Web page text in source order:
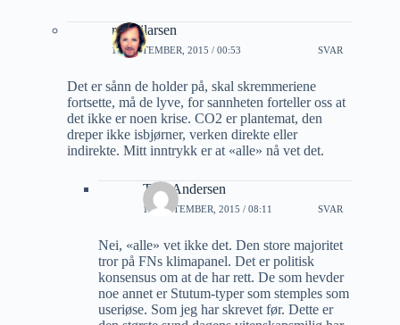
roaldjlarsen
16 SEPTEMBER, 2015 / 00:53 SVAR
Det er sånn de holder på, skal skremmeriene
fortsette, må de lyve, for sannheten forteller oss at
det ikke er noen krise. CO2 er plantemat, den
dreper ikke isbjørner, verken direkte eller
indirekte. Mitt inntrykk er at «alle» nå vet det.
Tore Andersen
17 SEPTEMBER, 2015 / 08:11 SVAR
Nei, «alle» vet ikke det. Den store majoritet
tror på FNs klimapanel. Det er politisk
konsensus om at de har rett. De som hevder
noe annet er Stutum-typer som stemples som
useriøse. Som jeg har skrevet før. Dette er